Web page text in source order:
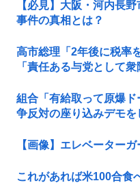
【必見】大阪・河内長
事件の真相とは？
高市総理「2年後に税率
「責任ある与党として
組合「有給取って原爆
争反対の座り込みデモ
【画像】エレベーター
これがあれば米100合食